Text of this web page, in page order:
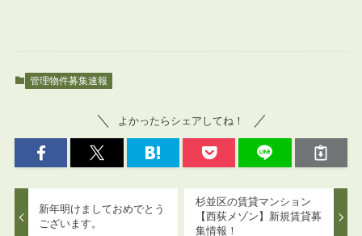
管理物件募集速報
よかったらシェアしてね！
新年明けましておめでとう
ございます。
杉並区の賃貸マンション
【西荻メゾン】新規賃貸募
集情報！